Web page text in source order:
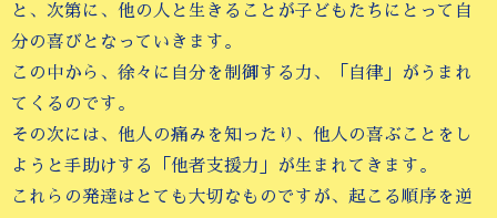
と、次第に、他の人と生きることが子どもたちにとって自
分の喜びとなっていきます。
この中から、徐々に自分を制御する力、「自律」がうまれ
てくるのです。
その次には、他人の痛みを知ったり、他人の喜ぶことをし
ようと手助けする「他者支援力」が生まれてきます。
これらの発達はとても大切なものですが、起こる順序を逆